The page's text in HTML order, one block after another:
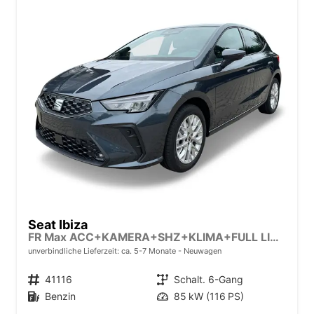
Seat Ibiza
FR Max ACC+KAMERA+SHZ+KLIMA+FULL LINK+PDC+LED+16" ALU+KESSY
unverbindliche Lieferzeit: ca. 5-7 Monate Neuwagen
Fahrzeugnr. 41116 Getriebe Schalt. 6-Gang
Kraftstoff Benzin Leistung 85 kW (116 PS)